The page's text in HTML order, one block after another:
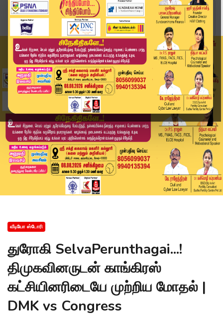
Home
வீடியோ ஸ்டோரி
துரோகி SelvaPerunthagai...! திமுகவினருடன் காங்...
வீடியோ ஸ்டோரி
துரோகி SelvaPerunthagai...!
திமுகவினருடன் காங்கிரஸ்
கட்சியினரிடையே முற்றிய மோதல் |
DMK vs Congress